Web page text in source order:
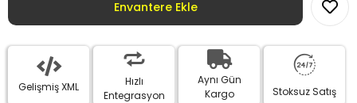
Envantere Ekle
Gelişmiş XML
Hızlı
Entegrasyon
Aynı Gün
Kargo
Stoksuz Satış